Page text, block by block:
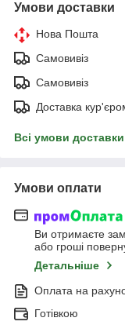
Умови доставки
Нова Пошта
Самовивіз
Самовивіз
Доставка
Всі умови доставки
Умови оплати
Ви отримаєте
або гроші
Детальніше
Оплата на
Готівкою